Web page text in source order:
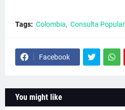
Tags: Colombia Consulta Popular
Facebook
You might like